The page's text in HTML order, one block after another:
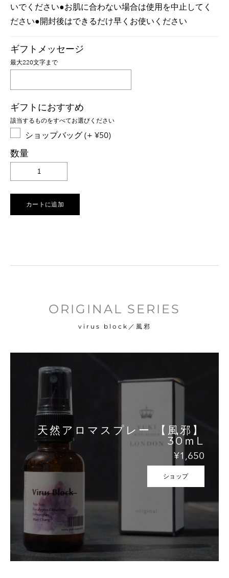
いでください●お肌に合わない場合は使用を中止してく
ださい●開封後はできるだけ早くお使いください
ギフトメッセージ
最大220文字まで
ギフトにおすすめ
該当するものをすべてお選びください
ショップバッグ (+ ¥50)
数量
カートに追加
ORIGINAL SERIES
virus block／風邪
天然アロマスプレー 【風邪】
30ｍL
¥1,650
ショップ